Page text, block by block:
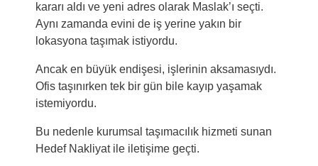
kararı aldı ve yeni adres olarak Maslak’ı seçti.
Aynı zamanda evini de iş yerine yakın bir
lokasyona taşımak istiyordu.
Ancak en büyük endişesi, işlerinin aksamasıydı.
Ofis taşınırken tek bir gün bile kayıp yaşamak
istemiyordu.
Bu nedenle kurumsal taşımacılık hizmeti sunan
Hedef Nakliyat ile iletişime geçti.